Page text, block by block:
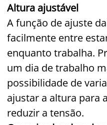
Altura ajustável
A função de ajuste
facilmente entre
enquanto trabalha.
um dia de trabalho
possibilidade de
ajustar a altura para
reduzir a tensão.